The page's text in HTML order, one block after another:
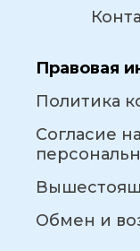
Правовая
Политика
Согласие
Обмен и